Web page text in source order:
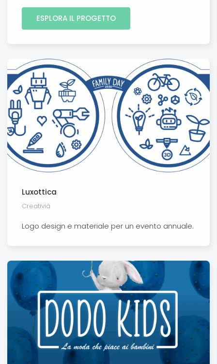
ESPLORA IL PROGETTO
Luxottica
Creativià
Logo design e materiale per un evento annuale.